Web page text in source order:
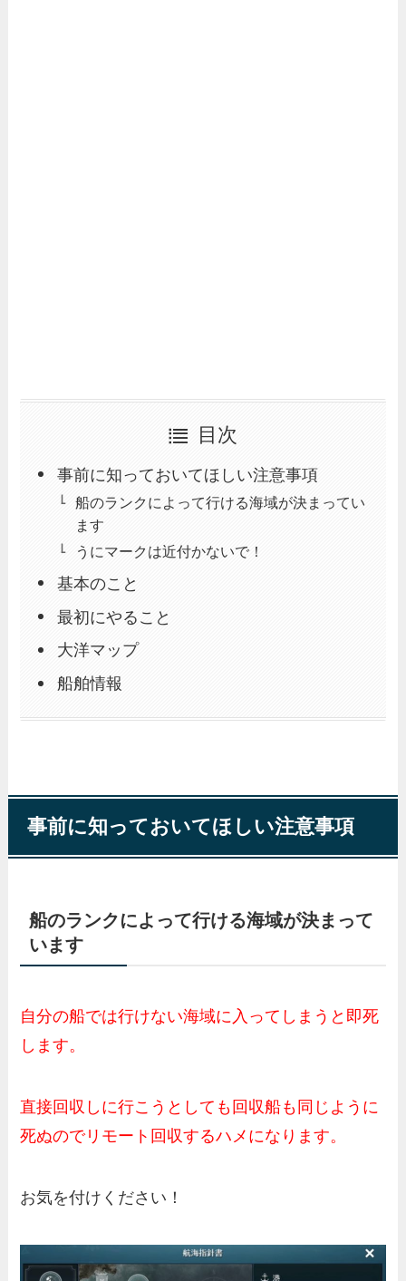
目次
事前に知っておいてほしい注意事項
船のランクによって行ける海域が決まってい
ます
うにマークは近付かないで！
基本のこと
最初にやること
大洋マップ
船舶情報
事前に知っておいてほしい注意事項
船のランクによって行ける海域が決まって
います
自分の船では行けない海域に入ってしまうと即死
します。
直接回収しに行こうとしても回収船も同じように
死ぬのでリモート回収するハメになります。
お気を付けください！